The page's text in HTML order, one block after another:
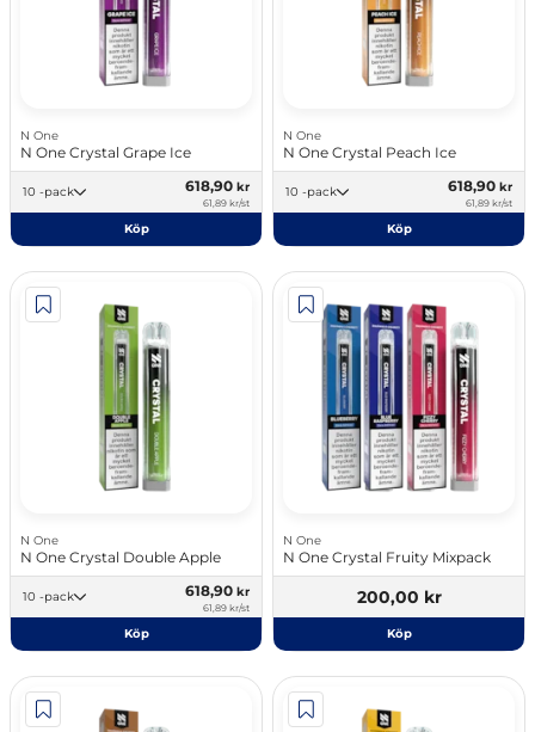
N One
N One Crystal Grape Ice
10 -pack 618,90 kr
61,89 kr/st
Köp
N One
N One Crystal Peach Ice
10 -pack 618,90 kr
61,89 kr/st
Köp
N One
N One Crystal Double Apple
10 -pack 618,90 kr
61,89 kr/st
Köp
N One
N One Crystal Fruity Mixpack
200,00 kr
Köp